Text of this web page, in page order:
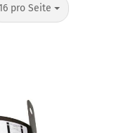
pro Seite
Seite